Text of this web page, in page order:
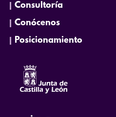
Consultoría
Conócenos
Posicionamiento